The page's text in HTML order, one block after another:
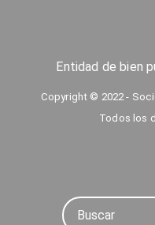
Entidad de bien
Copyright © 2022 -
Todos los